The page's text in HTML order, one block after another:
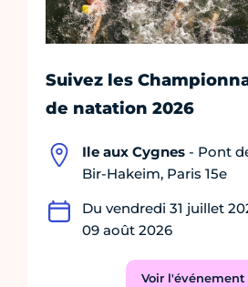
Suivez les
de natation 2026
Ile aux Cygnes - Pont
Bir-Hakeim, Paris 15e
Du vendredi 31 juillet
09 août 2026
Voir l'événement